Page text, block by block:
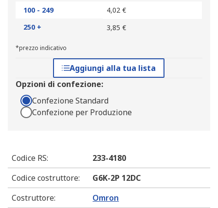
100 - 249
4,02 €
250 +
3,85 €
*prezzo indicativo
Aggiungi alla tua lista
Opzioni di confezione:
Confezione Standard
Confezione per Produzione
Codice RS:
233-4180
Codice costruttore:
G6K-2P 12DC
Costruttore: Omron